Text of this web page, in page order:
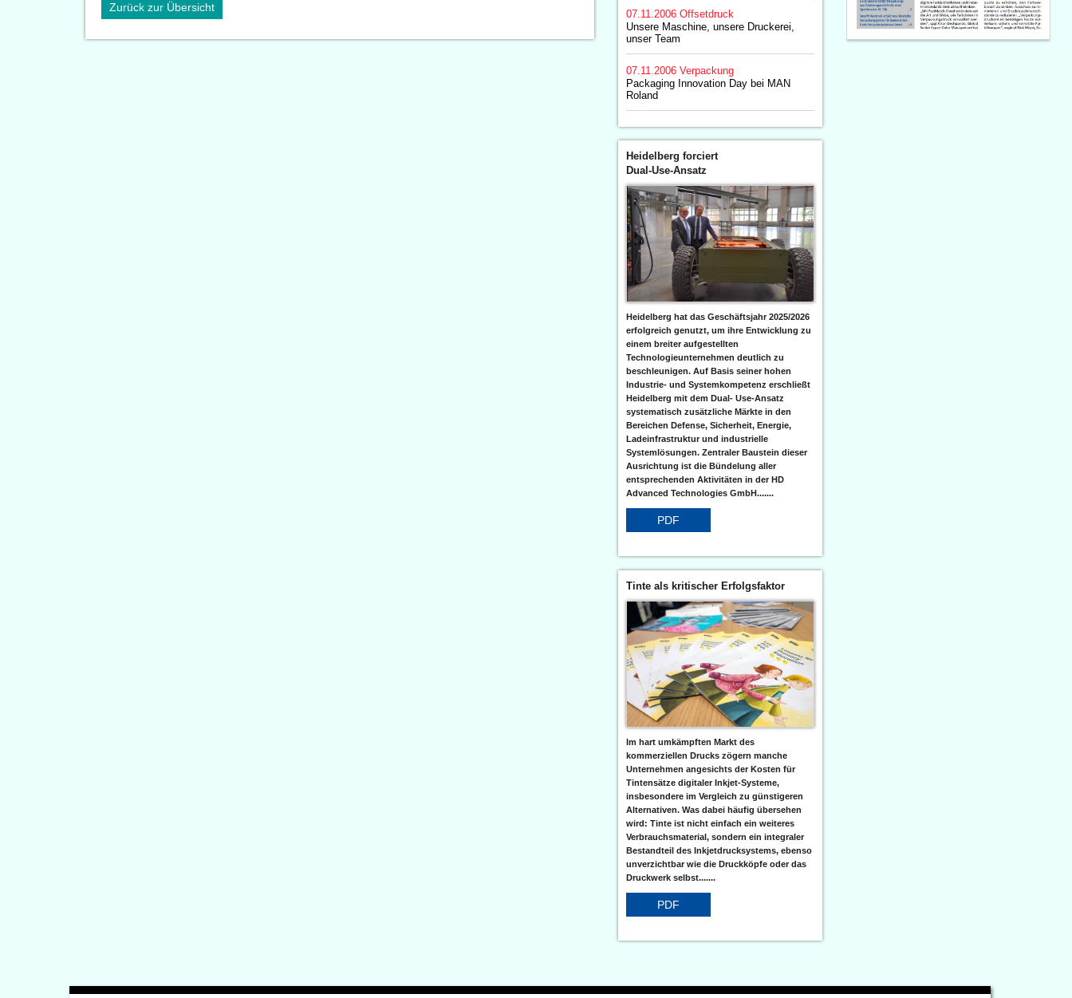
Zurück zur Übersicht
07.11.2006 Offsetdruck
Unsere Maschine, unsere Druckerei,
unser Team
07.11.2006 Verpackung
Packaging Innovation Day bei MAN
Roland
Heidelberg forciert
Dual-Use-Ansatz
Heidelberg hat das Geschäftsjahr 2025/2026
erfolgreich genutzt, um ihre Entwicklung zu
einem breiter aufgestellten
Technologieunternehmen deutlich zu
beschleunigen. Auf Basis seiner hohen
Industrie- und Systemkompetenz erschließt
Heidelberg mit dem Dual- Use-Ansatz
systematisch zusätzliche Märkte in den
Bereichen Defense, Sicherheit, Energie,
Ladeinfrastruktur und industrielle
Systemlösungen. Zentraler Baustein dieser
Ausrichtung ist die Bündelung aller
entsprechenden Aktivitäten in der HD
Advanced Technologies GmbH.......
PDF
Tinte als kritischer Erfolgsfaktor
Im hart umkämpften Markt des
kommerziellen Drucks zögern manche
Unternehmen angesichts der Kosten für
Tintensätze digitaler Inkjet-Systeme,
insbesondere im Vergleich zu günstigeren
Alternativen. Was dabei häufig übersehen
wird: Tinte ist nicht einfach ein weiteres
Verbrauchsmaterial, sondern ein integraler
Bestandteil des Inkjetdrucksystems, ebenso
unverzichtbar wie die Druckköpfe oder das
Druckwerk selbst.......
PDF